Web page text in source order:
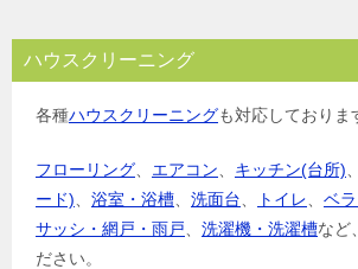
ハウスクリーニング
各種ハウスクリーニングも対応しておりま
フローリング エアコン キッチン(台所)
ード)
浴室・浴槽 洗面台 トイレ ベ
サッシ・網戸・雨戸
洗濯機・洗濯槽など
ださい。